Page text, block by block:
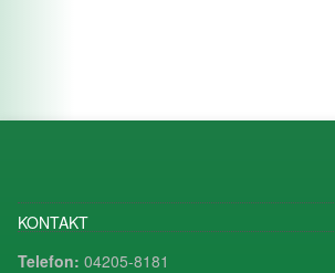
KONTAKT
Telefon: 04205-8181